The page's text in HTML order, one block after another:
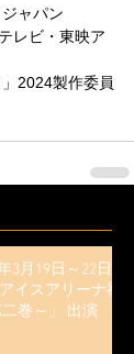
ャパン
レビ・東映ア
2024製作委員
3月19日～22日
イスアリーナ福
巻～」 出演